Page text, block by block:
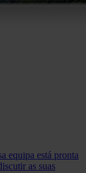
equipa está pronta
as suas